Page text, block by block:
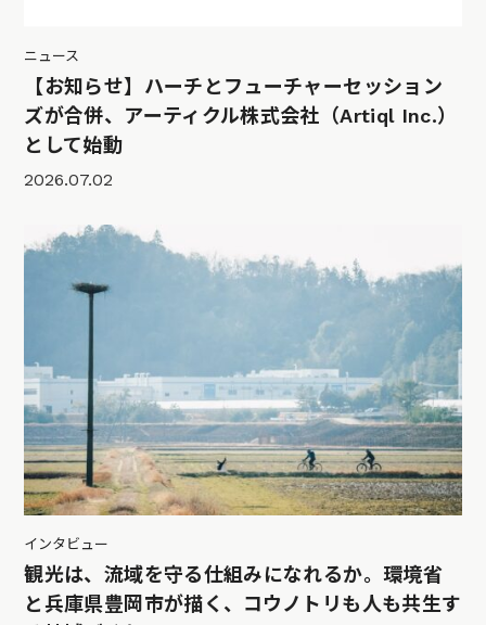
ニュース
【お知らせ】ハーチとフューチャーセッション
ズが合併、アーティクル株式会社（Artiql Inc.）
として始動
2026.07.02
インタビュー
観光は、流域を守る仕組みになれるか。環境省
と兵庫県豊岡市が描く、コウノトリも人も共生す